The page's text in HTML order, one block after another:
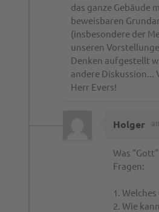
das ganze Gebäude
beweisbaren
(insbesondere der
unseren
Denken aufgestellt
andere Diskussion...
Herr Evers!
Holger
Was
Fragen:
1.
2. Wie